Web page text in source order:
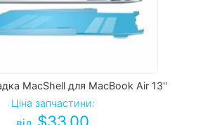
MacShell для MacBook Air 13''
Ціна запчастини: